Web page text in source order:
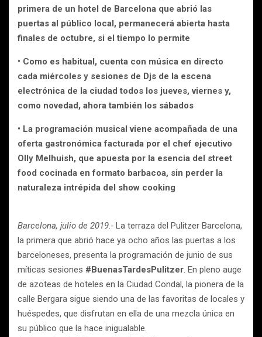
primera de un hotel de Barcelona que abrió las
puertas al público local, permanecerá abierta hasta
finales de octubre, si el tiempo lo permite
• Como es habitual, cuenta con música en directo
cada miércoles y sesiones de Djs de la escena
electrónica de la ciudad todos los jueves, viernes y,
como novedad, ahora también los sábados
• La programación musical viene acompañada de una
oferta gastronómica facturada por el chef ejecutivo
Olly Melhuish, que apuesta por la esencia del street
food cocinada en formato barbacoa, sin perder la
naturaleza intrépida del show cooking
Barcelona, julio de 2019.- La terraza del Pulitzer Barcelona,
la primera que abrió hace ya ocho años las puertas a los
barceloneses, presenta la programación de junio de sus
míticas sesiones #BuenasTardesPulitzer. En pleno auge
de azoteas de hoteles en la Ciudad Condal, la pionera de la
calle Bergara sigue siendo una de las favoritas de locales y
huéspedes, que disfrutan en ella de una mezcla única en
su público que la hace inigualable.